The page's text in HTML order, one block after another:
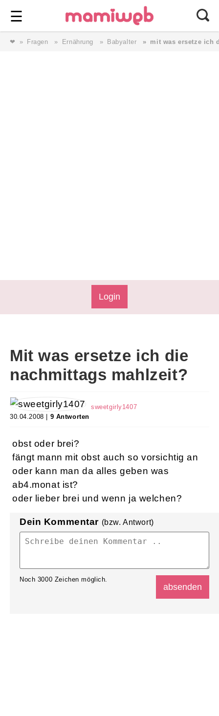
☰ ⎯ Wir lieben Familie ⎯
❤ Fragen Ernährung Babyalter mit was ersetze ich
Login
Mit was ersetze ich die
nachmittags mahlzeit?
sweetgirly1407
30.04.2008 | 9 Antworten
obst oder brei?
fängt mann mit obst auch so vorsichtig an
oder kann man da alles geben was
ab4.monat ist?
oder lieber brei und wenn ja welchen?
Dein Kommentar (bzw. Antwort)
Noch 3000 Zeichen möglich.